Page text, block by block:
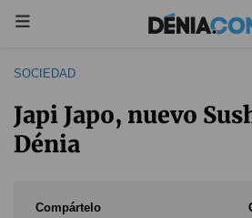
SOCIEDAD
Japi Japo, nuevo
Dénia
Compártelo